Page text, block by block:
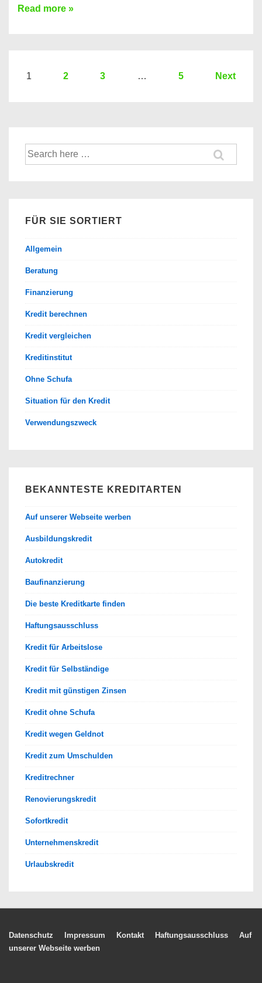
Sie
Hier
Banken
Read more »
Seitennummerierung
1 2 3 … 5 Next
Suche
nach:
FÜR SIE SORTIERT
Allgemein
Beratung
Finanzierung
Kredit berechnen
Kredit vergleichen
Kreditinstitut
Ohne Schufa
Situation für den Kredit
Verwendungszweck
BEKANNTESTE KREDITARTEN
Auf unserer Webseite werben
Ausbildungskredit
Autokredit
Baufinanzierung
Die beste Kreditkarte finden
Haftungsausschluss
Kredit für Arbeitslose
Kredit für Selbständige
Kredit mit günstigen Zinsen
Kredit ohne Schufa
Kredit wegen Geldnot
Kredit zum Umschulden
Kreditrechner
Renovierungskredit
Sofortkredit
Unternehmenskredit
Urlaubskredit
Footer-
Datenschutz Impressum Kontakt Haftungsausschluss
Auf
unserer Webseite werben